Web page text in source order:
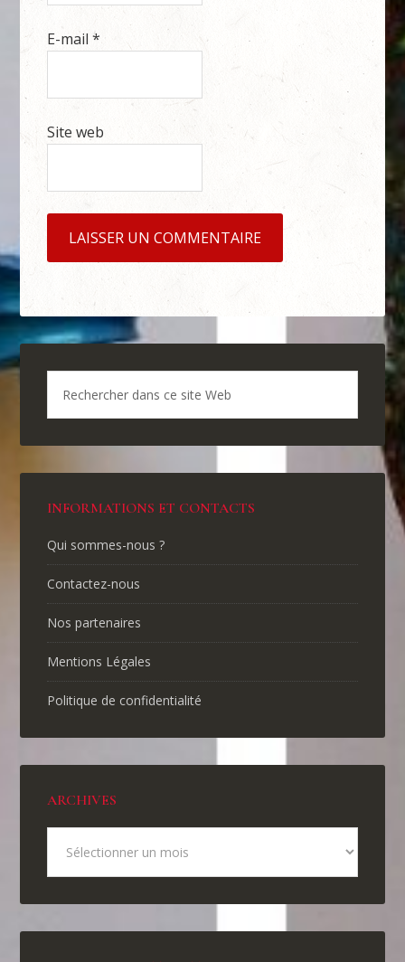
E-mail*
Site web
INFORMATIONS ET CONTACTS
Qui sommes-nous ?
Contactez-nous
Nos partenaires
Mentions Légales
Politique de confidentialité
ARCHIVES